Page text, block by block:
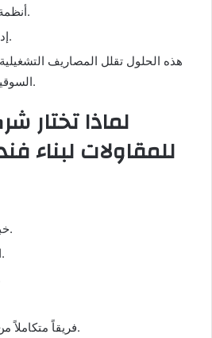
أنظمة تكييف عالية الكفاءة.
إدارة المياه بشكل ذكي.
هذه الحلول تقلل المصاريف
السوقية على المدى الطويل.
لماذا تختار
للمقاولات لبناء
خبرة هندسية متخصصة.
التزاماً صارماً بالجودة.
فريقاً متكاملاً من المهندسين والفنيين.